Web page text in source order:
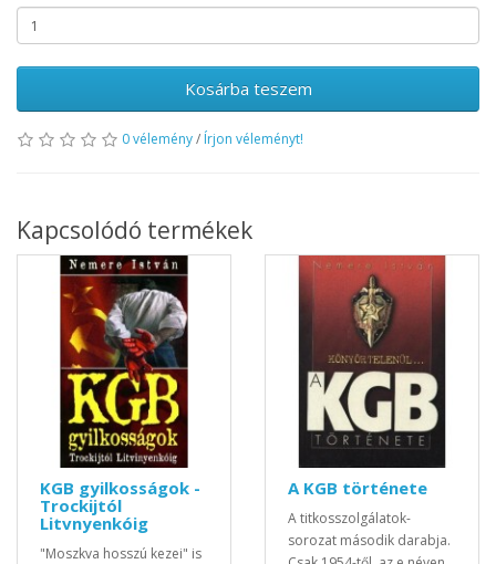
Kosárba teszem
0 vélemény/ Írjon véleményt!
Kapcsolódó termékek
KGB gyilkosságok -
Trockijtól
Litvnyenkóig
"Moszkva hosszú kezei" is
A KGB története
A titkosszolgálatok-
sorozat második darabja.